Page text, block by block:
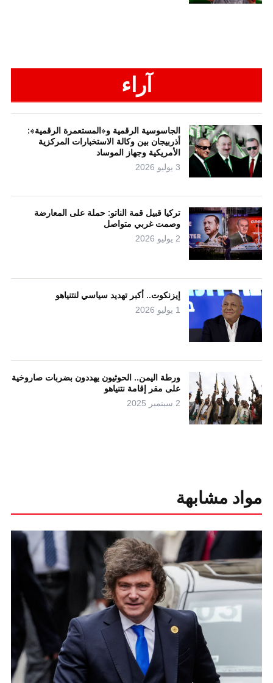
آراء
الجاسوسية الرقمية و«المستعمرة الرقمية»:
أذربيجان بين وكالة الاستخبارات المركزية
الأمريكية وجهاز الموساد
3 يوليو 2026
تركيا قبيل قمة الناتو: حملة على المعارضة
وصمت غربي متواصل
2 يوليو 2026
إيزنكوت.. أكبر تهديد سياسي لنتنياهو
1 يوليو 2026
ورطة اليمن.. الحوثيون يهددون بضربات صاروخية
على مقر إقامة نتنياهو
2 سبتمبر 2025
مواد مشابهة